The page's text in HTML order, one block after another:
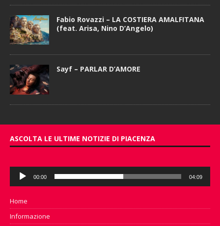
Fabio Rovazzi – LA COSTIERA AMALFITANA
(feat. Arisa, Nino D’Angelo)
Sayf – PARLAR D’AMORE
ASCOLTA LE ULTIME NOTIZIE DI PIACENZA
Audio
Player
00:00 04:09
Home
Informazione